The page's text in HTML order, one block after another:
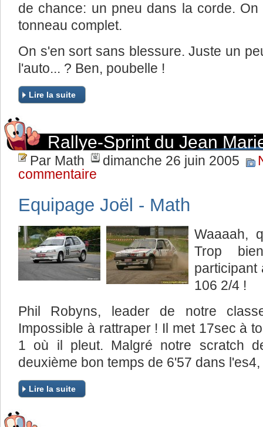
de chance: un pneu dans la corde.
tonneau complet.
On s'en sort sans blessure. Juste un
l'auto... ? Ben, poubelle !
Lire la suite
Rallye-Sprint du Jean
Par Math dimanche 26 juin 2005
commentaire
Equipage Joël - Math
Waaaah,
Trop
participant
106 2/4 !
Phil Robyns, leader de notre
Impossible à rattraper ! Il met 17sec à
1 où il pleut. Malgré notre scratch
deuxième bon temps de 6'57 dans
Lire la suite